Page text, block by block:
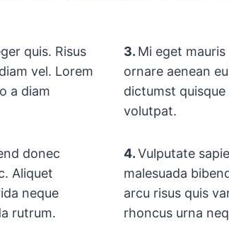
quis. Risus
vel. Lorem
a diam
donec
Aliquet
neque
rutrum.
3. Mi eget
ornare aenean
dictumst
volutpat.
4.Vulputate
malesuada
arcu risus quis
rhoncus urna